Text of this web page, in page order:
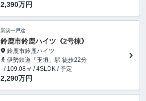
2,390万円
新築一戸建
鈴鹿市鈴鹿ハイツ《2号棟》
鈴鹿市鈴鹿ハイツ
伊勢鉄道「玉垣」駅 徒歩22分
- / 109.08㎡ / 4SLDK / 予定
2,290万円